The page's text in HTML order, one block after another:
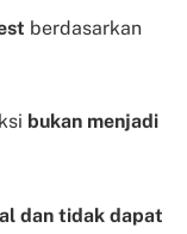
berdasarkan
bukan menjadi
dan tidak dapat